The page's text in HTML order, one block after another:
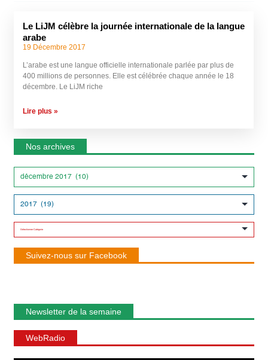
Le LiJM célèbre la journée internationale de la langue
arabe
19 Décembre 2017
L’arabe est une langue officielle internationale parlée par plus de
400 millions de personnes. Elle est célébrée chaque année le 18
décembre. Le LiJM riche
Lire plus »
Nos archives
Suivez-nous sur Facebook
Newsletter de la semaine
WebRadio